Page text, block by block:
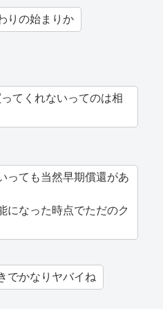
りの始まりか
てくれないってのは相
っても当然早期償還があ
になった時点でただのク
でかなりヤバイね